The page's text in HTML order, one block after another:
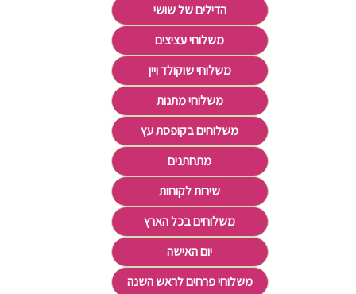
הדילים של שושי
משלוחי עציצים
משלוחי שוקולד ויין
משלוחי מתנות
משלוחים בקופסת עץ
מתחתנים
שירות לקוחות
משלוחים בכל הארץ
יום האישה
משלוחי פרחים לראש השנה